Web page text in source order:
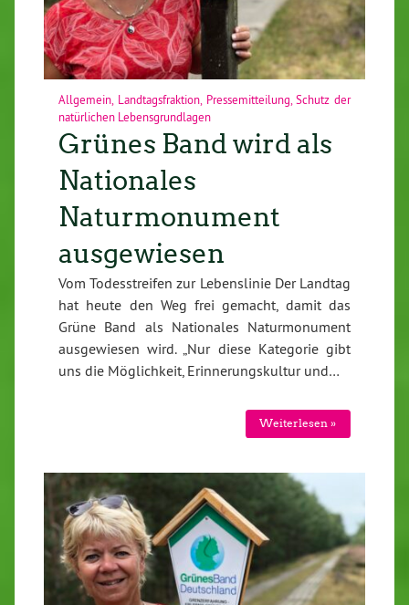
Allgemein Landtagsfraktion, Pressemitteilung ,Schutz der
natürlichen Lebensgrundlagen
Grünes Band wird als
Nationales
Naturmonument
ausgewiesen
Vom Todesstreifen zur Lebenslinie Der Landtag
hat heute den Weg frei gemacht, damit das
Grüne Band als Nationales Naturmonument
ausgewiesen wird. „Nur diese Kategorie gibt
uns die Möglichkeit, Erinnerungskultur und…
Weiterlesen »